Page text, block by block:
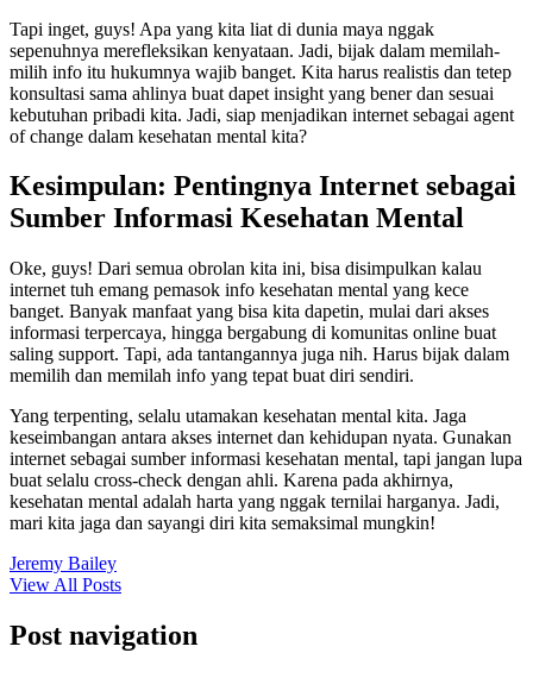
Tapi inget, guys! Apa yang kita liat di dunia maya nggak
sepenuhnya merefleksikan kenyataan. Jadi, bijak dalam memilah-
milih info itu hukumnya wajib banget. Kita harus realistis dan tetep
konsultasi sama ahlinya buat dapet insight yang bener dan sesuai
kebutuhan pribadi kita. Jadi, siap menjadikan internet sebagai agent
of change dalam kesehatan mental kita?
Kesimpulan: Pentingnya Internet sebagai
Sumber Informasi Kesehatan Mental
Oke, guys! Dari semua obrolan kita ini, bisa disimpulkan kalau
internet tuh emang pemasok info kesehatan mental yang kece
banget. Banyak manfaat yang bisa kita dapetin, mulai dari akses
informasi terpercaya, hingga bergabung di komunitas online buat
saling support. Tapi, ada tantangannya juga nih. Harus bijak dalam
memilih dan memilah info yang tepat buat diri sendiri.
Yang terpenting, selalu utamakan kesehatan mental kita. Jaga
keseimbangan antara akses internet dan kehidupan nyata. Gunakan
internet sebagai sumber informasi kesehatan mental, tapi jangan lupa
buat selalu cross-check dengan ahli. Karena pada akhirnya,
kesehatan mental adalah harta yang nggak ternilai harganya. Jadi,
mari kita jaga dan sayangi diri kita semaksimal mungkin!
Jeremy Bailey
View All Posts
Post navigation